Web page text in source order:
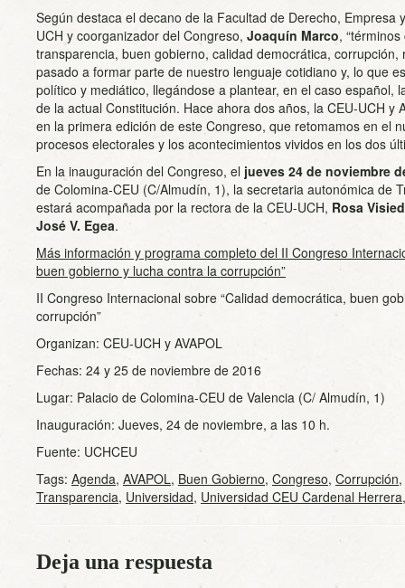
Según destaca el decano de la Facultad de Derecho, Empresa
UCH y coorganizador del Congreso, Joaquín Marco,
transparencia, buen gobierno, calidad democrática,
pasado a formar parte de nuestro lenguaje cotidiano y, lo que
político y mediático, llegándose a plantear, en el caso español,
de la actual Constitución. Hace ahora dos años, la CEU-UCH y
en la primera edición de este Congreso, que retomamos en el
procesos electorales y los acontecimientos vividos en los dos
En la inauguración del Congreso, el jueves 24 de noviembre
de Colomina-CEU (C/Almudín, 1), la secretaria autonómica de
estará acompañada por la rectora de la CEU-UCH, Rosa
José V. Egea.
Más información y programa completo del II Congreso
buen gobierno y lucha contra la corrupción”
II Congreso Internacional sobre “Calidad democrática, buen
corrupción”
Organizan: CEU-UCH y AVAPOL
Fechas: 24 y 25 de noviembre de 2016
Lugar: Palacio de Colomina-CEU de Valencia (C/ Almudín, 1)
Inauguración: Jueves, 24 de noviembre, a las 10 h.
Fuente: UCHCEU
Tags: Agenda, AVAPOL, Buen Gobierno, Congreso, Corrupción,
Transparencia, Universidad, Universidad CEU Cardenal Herrera
Deja una respuesta